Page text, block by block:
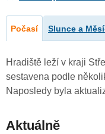
Počasí Slunce a
Hradiště leží v kraji
sestavena podle
Naposledy byla
Aktuálně